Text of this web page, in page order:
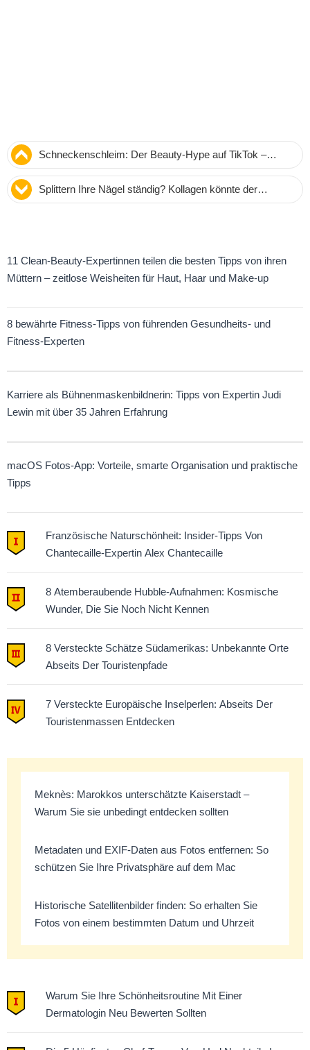
Schneckenschleim: Der Beauty-Hype auf TikTok –
Vorteile, Wirkung und Experten-Tipps
Splittern Ihre Nägel ständig? Kollagen könnte der
fehlende Schritt in Ihrer Pflegeroutine sein
11 Clean-Beauty-Expertinnen teilen die besten Tipps von ihren
Müttern – zeitlose Weisheiten für Haut, Haar und Make-up
8 bewährte Fitness-Tipps von führenden Gesundheits- und
Fitness-Experten
Karriere als Bühnenmaskenbildnerin: Tipps von Expertin Judi
Lewin mit über 35 Jahren Erfahrung
macOS Fotos-App: Vorteile, smarte Organisation und praktische
Tipps
Französische Naturschönheit: Insider-Tipps Von
Chantecaille-Expertin Alex Chantecaille
8 Atemberaubende Hubble-Aufnahmen: Kosmische
Wunder, Die Sie Noch Nicht Kennen
8 Versteckte Schätze Südamerikas: Unbekannte Orte
Abseits Der Touristenpfade
7 Versteckte Europäische Inselperlen: Abseits Der
Touristenmassen Entdecken
Meknès: Marokkos unterschätzte Kaiserstadt –
Warum Sie sie unbedingt entdecken sollten
Metadaten und EXIF-Daten aus Fotos entfernen: So
schützen Sie Ihre Privatsphäre auf dem Mac
Historische Satellitenbilder finden: So erhalten Sie
Fotos von einem bestimmten Datum und Uhrzeit
Warum Sie Ihre Schönheitsroutine Mit Einer
Dermatologin Neu Bewerten Sollten